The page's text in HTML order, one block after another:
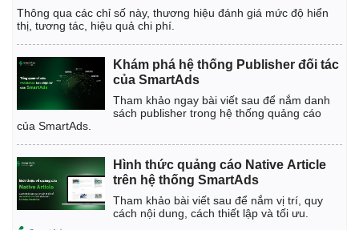
Thông qua các chỉ số này, thương hiệu đánh giá mức độ hiển
thị, tương tác, hiệu quả chi phí.
Khám phá hệ thống Publisher đối tác
của SmartAds
Tham khảo ngay bài viết sau để nắm danh
sách publisher trong hệ thống quảng cáo
của SmartAds.
Hình thức quảng cáo Native Article
trên hệ thống SmartAds
Tham khảo bài viết sau để nắm vị trí, quy
cách nội dung, cách thiết lập và tối ưu.